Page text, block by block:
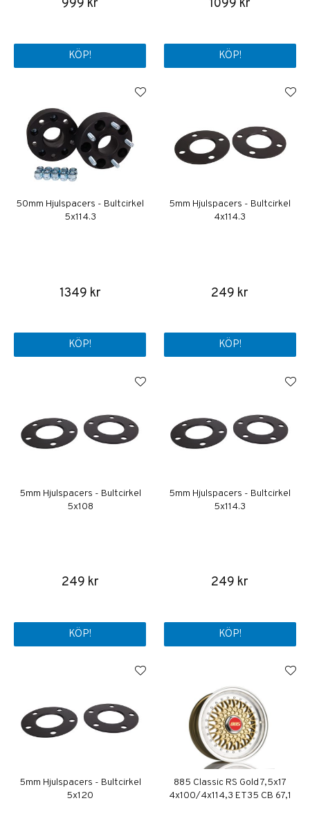
999 kr
KÖP!
1099 kr
KÖP!
50mm Hjulspacers - Bultcirkel
5x114.3
1349 kr
KÖP!
5mm Hjulspacers - Bultcirkel
4x114.3
249 kr
KÖP!
5mm Hjulspacers - Bultcirkel
5x108
249 kr
KÖP!
5mm Hjulspacers - Bultcirkel
5x114.3
249 kr
KÖP!
5mm Hjulspacers - Bultcirkel
5x120
885 Classic RS Gold 7,5x17
4x100/4x114,3 ET35 CB 67,1